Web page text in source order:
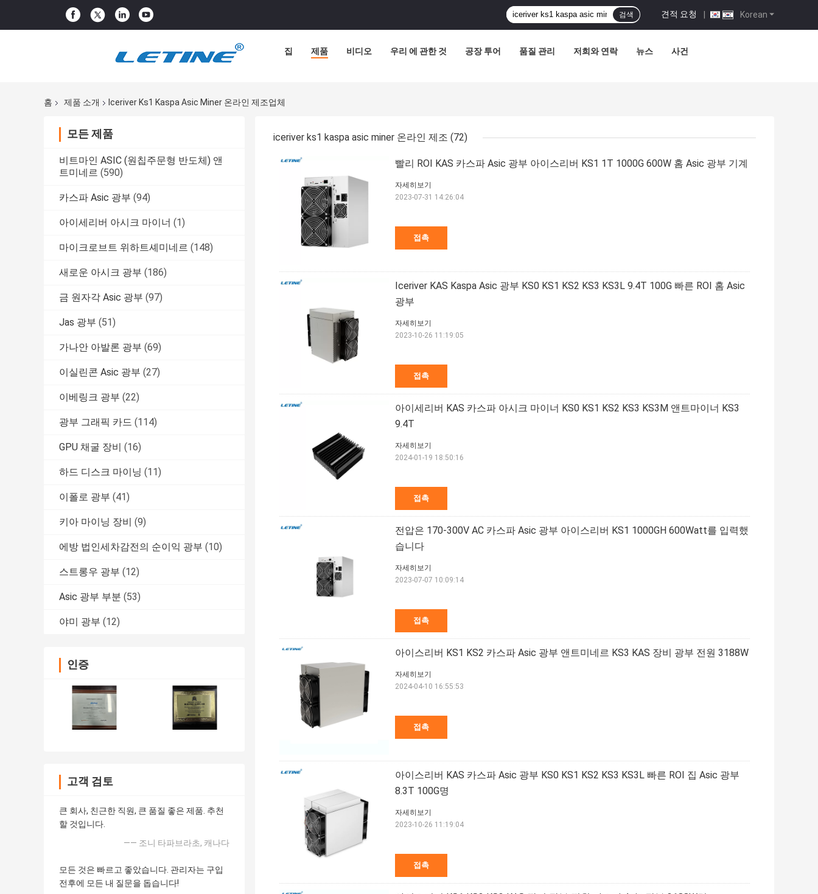
Korean
견적 요청 |
검색
집 제품 비디오 우리 에 관한 것 공장 투어 품질 관리 저희와 연락 뉴스 사건
홈 제품 소개 Iceriver Ks1 Kaspa Asic Miner 온라인 제조업체
모든 제품
비트마인 ASIC (원칩주문형 반도체) 앤
트미네르 (590)
카스파 Asic 광부 (94)
아이세리버 아시크 마이너 (1)
마이크로브트 위하트셰미네르 (148)
새로운 아시크 광부 (186)
금 원자각 Asic 광부 (97)
Jas 광부 (51)
가나안 아발론 광부 (69)
이실린콘 Asic 광부 (27)
이베링크 광부 (22)
광부 그래픽 카드 (114)
GPU 채굴 장비 (16)
하드 디스크 마이닝 (11)
이폴로 광부 (41)
키아 마이닝 장비 (9)
에방 법인세차감전의 순이익 광부 (10)
스트롱우 광부 (12)
Asic 광부 부분 (53)
야미 광부 (12)
인증
고객 검토
큰 회사, 친근한 직원, 큰 품질 좋은 제품. 추천
할 것입니다.
—— 조니 타파브라초, 캐나다
모든 것은 빠르고 좋았습니다. 관리자는 구입
전후에 모든 내 질문을 돕습니다!
iceriver ks1 kaspa asic miner 온라인 제조 (72)
빨리 ROI KAS 카스파 Asic 광부 아이스리버 KS1 1T 1000G 600W 홈 Asic 광부 기계
접촉
자세히보기
2023-07-31 14:26:04
Iceriver KAS Kaspa Asic 광부 KS0 KS1 KS2 KS3 KS3L 9.4T 100G 빠른 ROI 홈 Asic
광부
접촉
자세히보기
2023-10-26 11:19:05
아이세리버 KAS 카스파 아시크 마이너 KS0 KS1 KS2 KS3 KS3M 앤트마이너 KS3
9.4T
접촉
자세히보기
2024-01-19 18:50:16
전압은 170-300V AC 카스파 Asic 광부 아이스리버 KS1 1000GH 600Watt를 입력했
습니다
접촉
자세히보기
2023-07-07 10:09:14
아이스리버 KS1 KS2 카스파 Asic 광부 앤트미네르 KS3 KAS 장비 광부 전원 3188W
접촉
자세히보기
2024-04-10 16:55:53
아이스리버 KAS 카스파 Asic 광부 KS0 KS1 KS2 KS3 KS3L 빠른 ROI 집 Asic 광부
8.3T 100G명
접촉
자세히보기
2023-10-26 11:19:04